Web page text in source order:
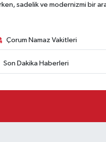
sadelik ve modernizmi bir
Çorum Namaz Vakitleri
Son Dakika Haberleri